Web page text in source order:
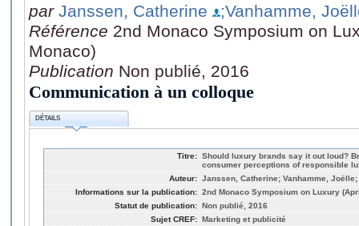
par Janssen, Catherine
;Vanhamme,
Référence 2nd Monaco Symposium on
Monaco)
Publication Non publié, 2016
Communication à un colloque
DÉTAILS
Titre: Should luxury brands say it out loud?
consumer perceptions of responsible
Auteur: Janssen, Catherine; Vanhamme,
Informations sur la publication: 2nd Monaco Symposium on Luxury
Statut de publication: Non publié, 2016
Sujet CREF: Marketing et publicité